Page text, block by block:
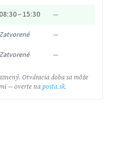
08:30 – 15:30 —
—
—
Otváracia doba sa môže
— overte naposta.sk.